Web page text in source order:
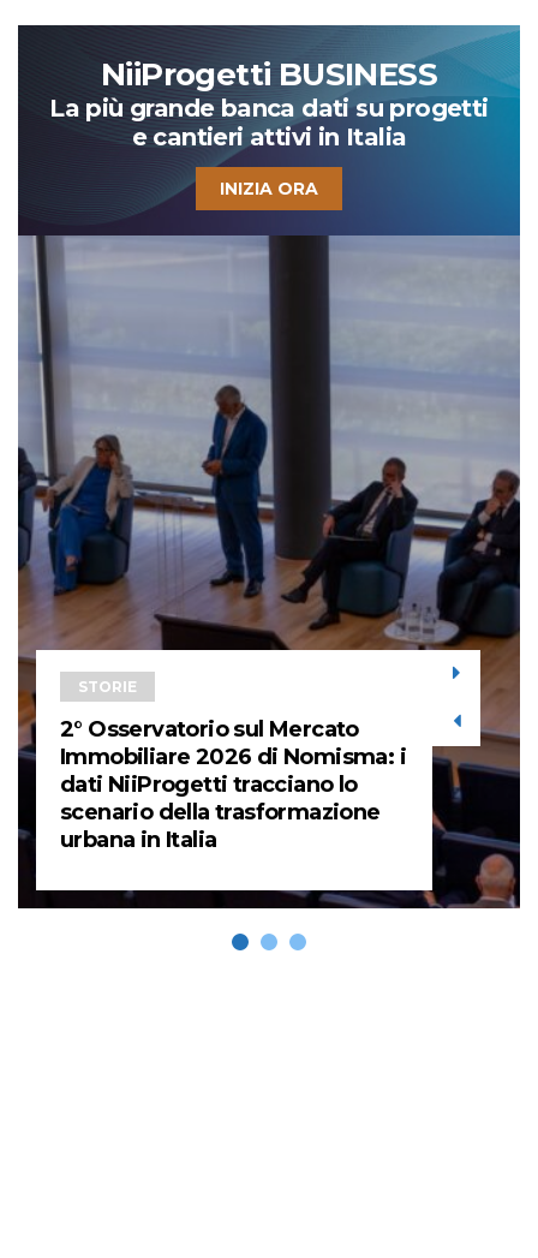
NiiProgetti BUSINESS
La più grande banca dati su progetti
e cantieri attivi in Italia
INIZIA ORA
STORIE
2° Osservatorio sul Mercato
Immobiliare 2026 di Nomisma: i
dati NiiProgetti tracciano lo
scenario della trasformazione
urbana in Italia